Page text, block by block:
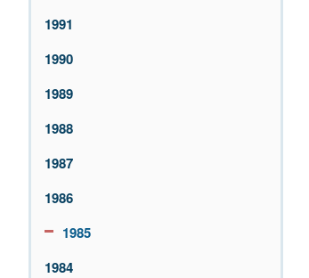
1991
1990
1989
1988
1987
1986
1985
1984